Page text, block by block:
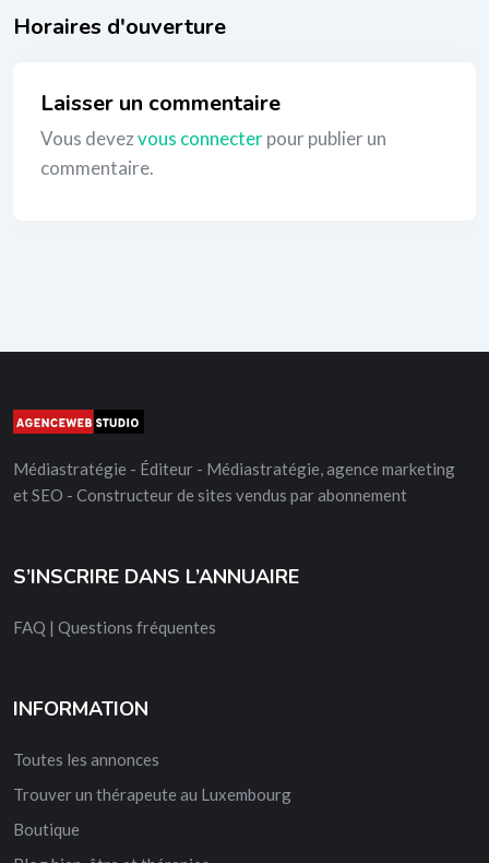
_
Laisser un commentaire
Vous devezvous connecterpour publier un
commentaire.
Médiastratégie - Éditeur - Médiastratégie, agence marketing
et SEO - Constructeur de sites vendus par abonnement
S’INSCRIRE DANS L’ANNUAIRE
FAQ | Questions fréquentes
INFORMATION
Toutes les annonces
Trouver un thérapeute au Luxembourg
Boutique